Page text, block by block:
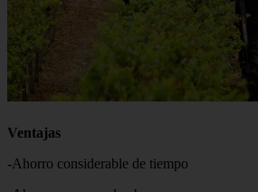
Ventajas
-Ahorro considerable de tiempo